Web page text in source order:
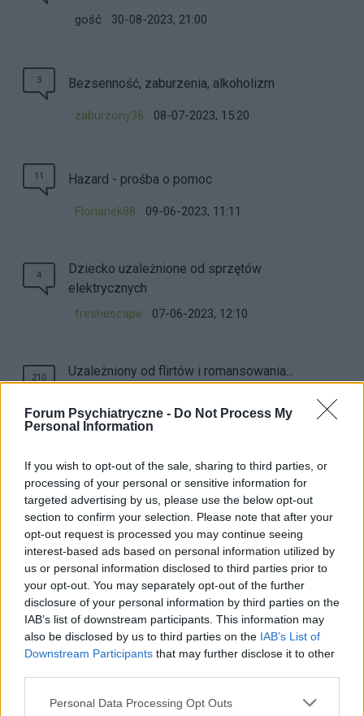
Forum Psychiatryczne - Do Not Process My
Personal Information
If you wish to opt-out of the sale, sharing to third parties, or
processing of your personal or sensitive information for
targeted advertising by us, please use the below opt-out
section to confirm your selection. Please note that after your
opt-out request is processed you may continue seeing
interest-based ads based on personal information utilized by
us or personal information disclosed to third parties prior to
your opt-out. You may separately opt-out of the further
disclosure of your personal information by third parties on the
IAB’s list of downstream participants. This information may
also be disclosed by us to third parties on the IAB’s List of
Downstream Participants that may further disclose it to other
Personal Data Processing Opt Outs
gość 30-08-2023, 21:00
3 Bezsenność, zaburzenia, alkoholizm
zaburzony36 08-07-2023, 15:20
11 Hazard - prośba o pomoc
Florianek88 09-06-2023, 11:11
4
Dziecko uzależnione od sprzętów
elektrycznych
freshescape 07-06-2023, 12:10
210
Uzależniony od flirtów i romansowania...
samanthagray 26-05-2023, 06:59
Nie wiem czy jestem lekomanką
gość 25-05-2023, 12:31
Bardzo silne zatrucie alkoholem, proszę o
porady i pomoc.
pawelll 18-05-2023, 10:11
4